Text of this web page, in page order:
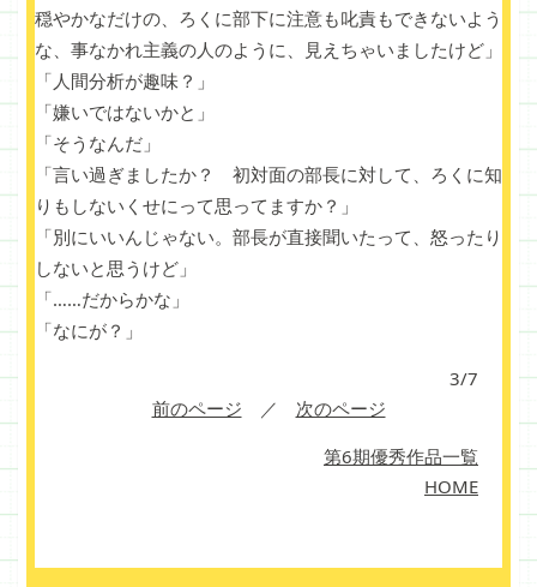
穏やかなだけの、ろくに部下に注意も叱責もできないよう
な、事なかれ主義の人のように、見えちゃいましたけど」
「人間分析が趣味？」
「嫌いではないかと」
「そうなんだ」
「言い過ぎましたか？ 初対面の部長に対して、ろくに知
りもしないくせにって思ってますか？」
「別にいいんじゃない。部長が直接聞いたって、怒ったり
しないと思うけど」
「……だからかな」
「なにが？」
3/7
前のページ ／ 次のページ
第6期優秀作品一覧
HOME